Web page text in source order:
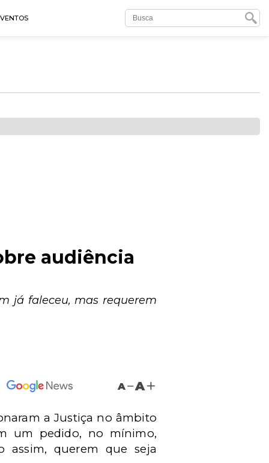
audiência
já faleceu, mas requerem
A A
a Justiça no âmbito
um pedido, no mínimo,
assim, querem que seja